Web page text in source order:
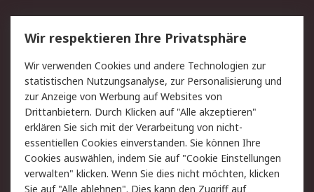
Service
Value Added Services
Lieferlösungen
Rücksendungen
Kontakt
Hilfe
Privatkunden
Rechtliches
AGB
Datenschutz
Cookie-Richtlinie
Zahlungsbedingungen
Copyright/Impressum
Entsorgung
Wir respektieren Ihre Privatsphäre
Wir verwenden Cookies und andere Technologien zur
statistischen Nutzungsanalyse, zur Personalisierung und
zur Anzeige von Werbung auf Websites von
Drittanbietern. Durch Klicken auf "Alle akzeptieren"
erklären Sie sich mit der Verarbeitung von nicht-
essentiellen Cookies einverstanden. Sie können Ihre
Cookies auswählen, indem Sie auf "Cookie Einstellungen
verwalten" klicken. Wenn Sie dies nicht möchten, klicken
Sie auf "Alle ablehnen". Dies kann den Zugriff auf